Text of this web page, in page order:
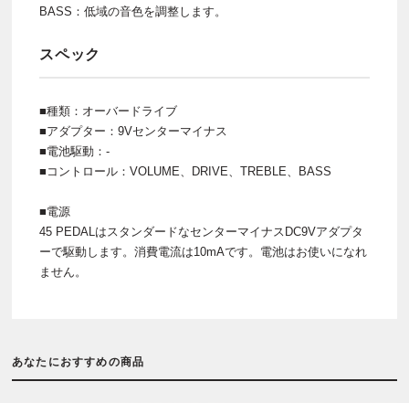
BASS：低域の音色を調整します。
スペック
■種類：オーバードライブ
■アダプター：9Vセンターマイナス
■電池駆動：-
■コントロール：VOLUME、DRIVE、TREBLE、BASS
■電源
45 PEDALはスタンダードなセンターマイナスDC9Vアダプタ
ーで駆動します。消費電流は10mAです。電池はお使いになれ
ません。
あなたにおすすめの商品